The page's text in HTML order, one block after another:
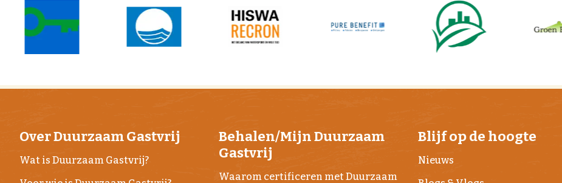
Over Duurzaam Gastvrij
Wat is Duurzaam Gastvrij?
Behalen/Mijn Duurzaam
Gastvrij
Waarom certificeren met Duurzaam
Blijf op de hoogte
Nieuws